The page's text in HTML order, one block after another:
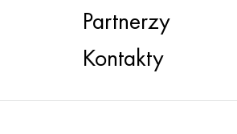
Partnerzy
Kontakty